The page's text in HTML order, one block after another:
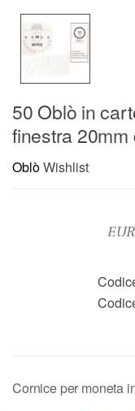
50 Oblò in
finestra
OblòWishlist
Cornice per moneta